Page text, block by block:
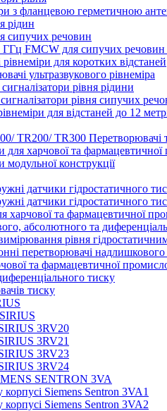
з фланцевою герметичною
рідин
сипучих речовин
FMCW для сипучих речовин
для коротких відстаней
ультразвукового рівнеміра
рівня рідини
рівня сипучих
для відстаней до 12
TR200/ TR300 Перетворювачі
харчової та фармацевтичної
конструкції
датчики гідростатичного
датчики гідростатичного
та фармацевтичної
абсолютного та
рівня
перетворювачі
та фармацевтичної
тиску
тиску
3RV20
3RV21
3RV23
3RV24
SENTRON 3VA
Siemens Sentron 3VA1
Siemens Sentron 3VA2